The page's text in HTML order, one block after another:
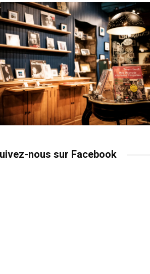
nous sur Facebook